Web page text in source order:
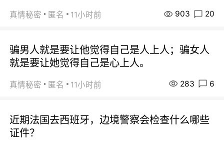
真情秘密 匿名 11小时前 903 20
骗男人就是要让他觉得自己是人上人；骗女人
就是要让她觉得自己是心上人。
真情秘密 匿名 11小时前 283 6
近期法国去西班牙，边境警察会检查什么哪些
证件？